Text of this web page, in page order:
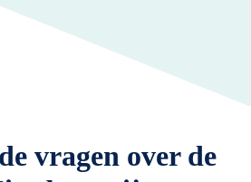
vragen over de